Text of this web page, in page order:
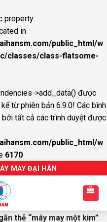
property
in
public_html/w
classes/class-flatsome-
>add_data() được
kể từ phiên bản 6.9.0! Các bình
bởi tất cả các trình duyệt được
public_html/w
6170
MAY ĐẠI HÀN
thẻ “máy may một kim”